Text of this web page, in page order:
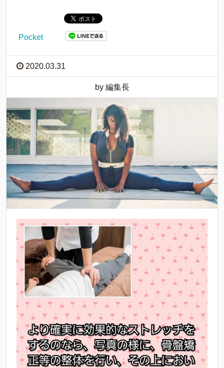
Pocket
2020.03.31
by 編集長